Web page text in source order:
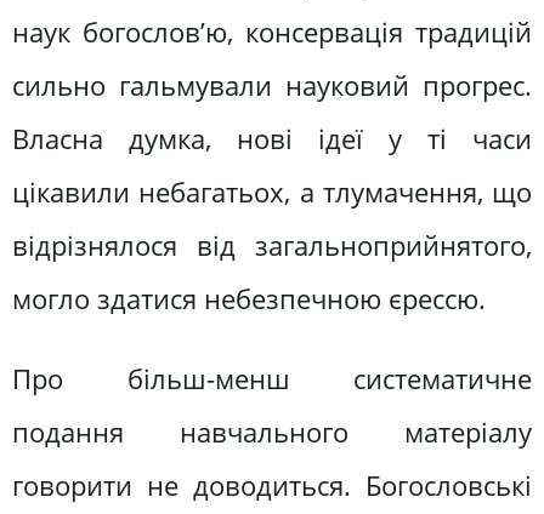
наук богослов’ю, консервація традицій
сильно гальмували науковий прогрес.
Власна думка, нові ідеї у ті часи
цікавили небагатьох, а тлумачення, що
відрізнялося від загальноприйнятого,
могло здатися небезпечною єрессю.
Про більш-менш систематичне
подання навчального матеріалу
говорити не доводиться. Богословські